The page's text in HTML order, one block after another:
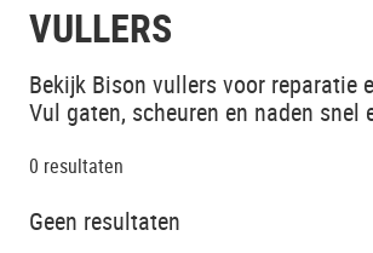
VULLERS
Bekijk Bison vullers voor reparatie
Vul gaten, scheuren en naden snel
0 resultaten
Geen resultaten